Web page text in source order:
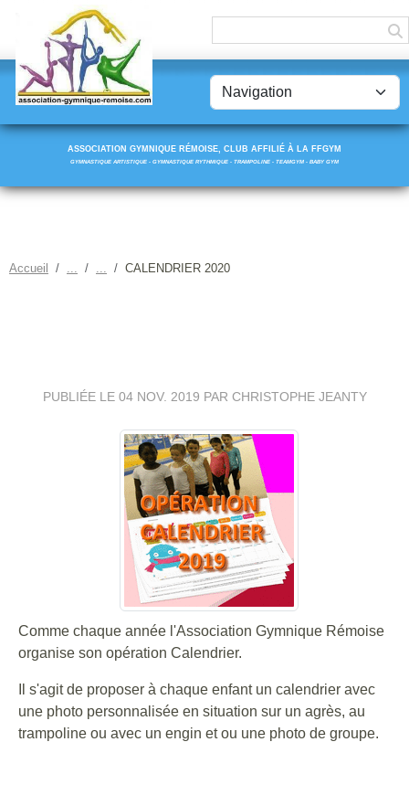
ASSOCIATION GYMNIQUE RÉMOISE, CLUB AFFILIÉ À LA FFGYM
GYMNASTIQUE ARTISTIQUE - GYMNASTIQUE RYTHMIQUE - TRAMPOLINE - TEAMGYM - BABY GYM
Accueil CALENDRIER 2020
PUBLIÉE LE 04 NOV. 2019 PAR CHRISTOPHE JEANTY
Comme chaque année l'Association Gymnique Rémoise
organise son opération Calendrier.
Il s'agit de proposer à chaque enfant un calendrier avec
une photo personnalisée en situation sur un agrès, au
trampoline ou avec un engin et ou une photo de groupe.
Panneau de gestion des cookies